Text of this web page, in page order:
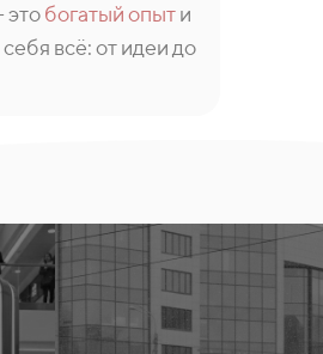
этобогатый опыти
всё: от идеи до